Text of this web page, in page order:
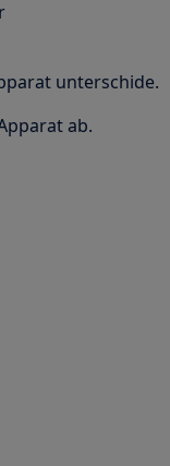
unterschide.
ab.